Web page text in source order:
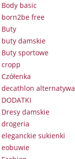
Body basic
born2be free
Buty
buty damskie
Buty sportowe
cropp
Czółenka
decathlon alternatywa
DODATKI
Dresy damskie
drogeria
eleganckie sukienki
eobuwie